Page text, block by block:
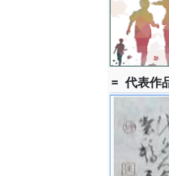
= 代表作